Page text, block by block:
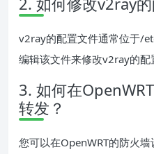
v2ray的配置文件通常位于/
编辑该文件来修改v2ray的配
3. 如何在
转发？
您可以在OpenWRT的防火